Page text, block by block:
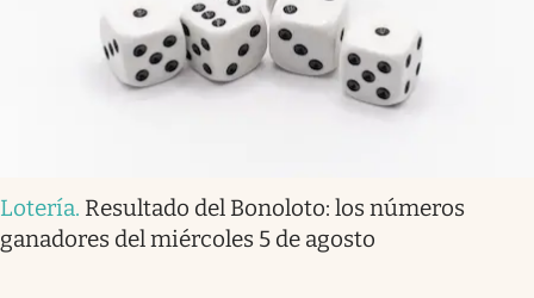
Lotería. Resultado del Bonoloto: los números
ganadores del miércoles 5 de agosto